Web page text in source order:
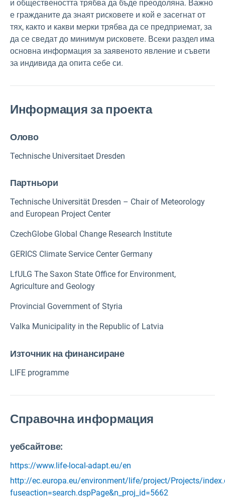
и обществеността трябва да бъде преодоляна. Важно
е гражданите да знаят рисковете и кой е засегнат от
тях, както и какви мерки трябва да се предприемат, за
да се сведат до минимум рисковете. Всеки раздел има
основна информация за заявеното явление и съвети
за индивида да опита себе си.
Информация за проекта
Олово
Technische Universitaet Dresden
Партньори
Technische Universität Dresden – Chair of Meteorology
and European Project Center
CzechGlobe Global Change Research Institute
GERICS Climate Service Center Germany
LfULG The Saxon State Office for Environment,
Agriculture and Geology
Provincial Government of Styria
Valka Municipality in the Republic of Latvia
Източник на финансиране
LIFE programme
Справочна информация
уебсайтове:
https://www.life-local-adapt.eu/en
http://ec.europa.eu/environment/life/project/Projects/
fuseaction=search.dspPage&n_proj_id=5662